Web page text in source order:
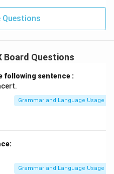
Questions
Board Questions
following sentence :
Grammar and Language Usage
Grammar and Language Usage